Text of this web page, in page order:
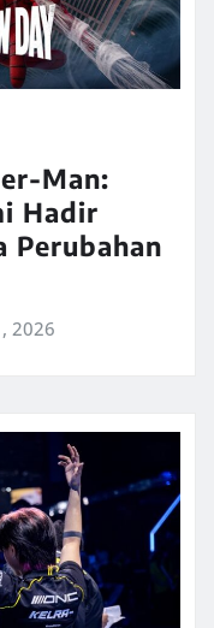
Man:
Hadir
Perubahan
2026